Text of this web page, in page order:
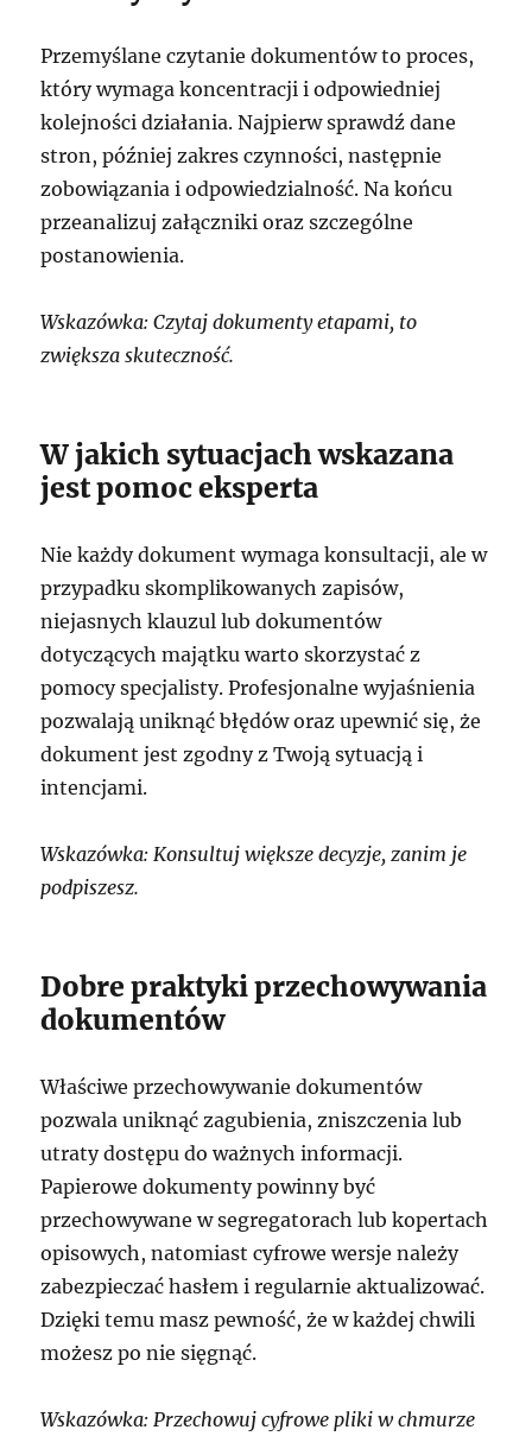
Przemyślane czytanie dokumentów to proces,
który wymaga koncentracji i odpowiedniej
kolejności działania. Najpierw sprawdź dane
stron, później zakres czynności, następnie
zobowiązania i odpowiedzialność. Na końcu
przeanalizuj załączniki oraz szczególne
postanowienia.
Wskazówka: Czytaj dokumenty etapami, to
zwiększa skuteczność.
W jakich sytuacjach wskazana
jest pomoc eksperta
Nie każdy dokument wymaga konsultacji, ale w
przypadku skomplikowanych zapisów,
niejasnych klauzul lub dokumentów
dotyczących majątku warto skorzystać z
pomocy specjalisty. Profesjonalne wyjaśnienia
pozwalają uniknąć błędów oraz upewnić się, że
dokument jest zgodny z Twoją sytuacją i
intencjami.
Wskazówka: Konsultuj większe decyzje, zanim je
podpiszesz.
Dobre praktyki przechowywania
dokumentów
Właściwe przechowywanie dokumentów
pozwala uniknąć zagubienia, zniszczenia lub
utraty dostępu do ważnych informacji.
Papierowe dokumenty powinny być
przechowywane w segregatorach lub kopertach
opisowych, natomiast cyfrowe wersje należy
zabezpieczać hasłem i regularnie aktualizować.
Dzięki temu masz pewność, że w każdej chwili
możesz po nie sięgnąć.
Wskazówka: Przechowuj cyfrowe pliki w chmurze